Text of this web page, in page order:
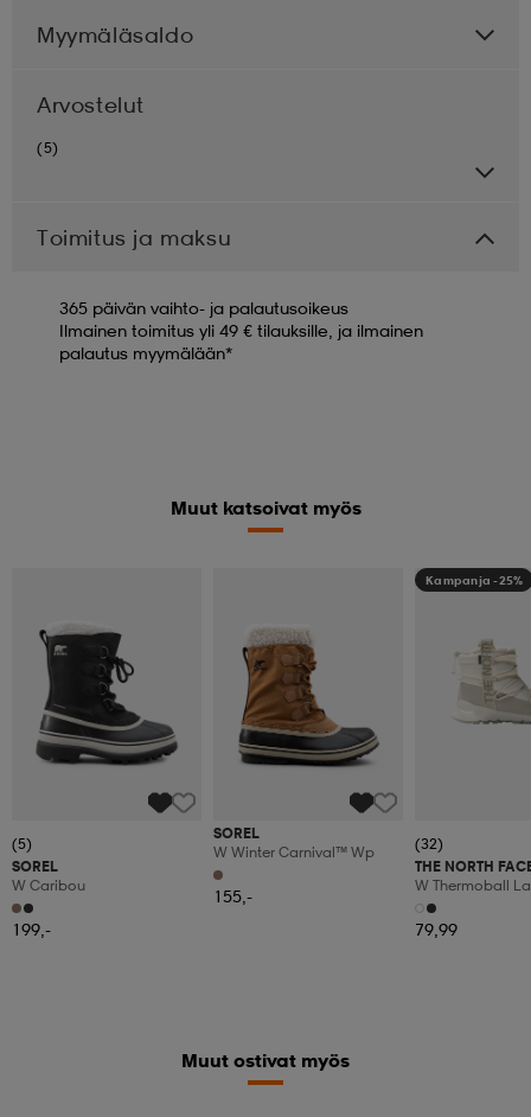
Myymäläsaldo
Arvostelut
(5)
Toimitus ja maksu
365 päivän vaihto- ja palautusoikeus
Ilmainen toimitus yli 49 € tilauksille, ja ilmainen
palautus myymälään*
Muut katsoivat myös
(5)
SOREL
W Caribou
199,-
SOREL
W Winter Carnival™ Wp
155,-
Kampanja -25%
(32)
THE NORTH
W Thermoball
79,99
Muut ostivat myös